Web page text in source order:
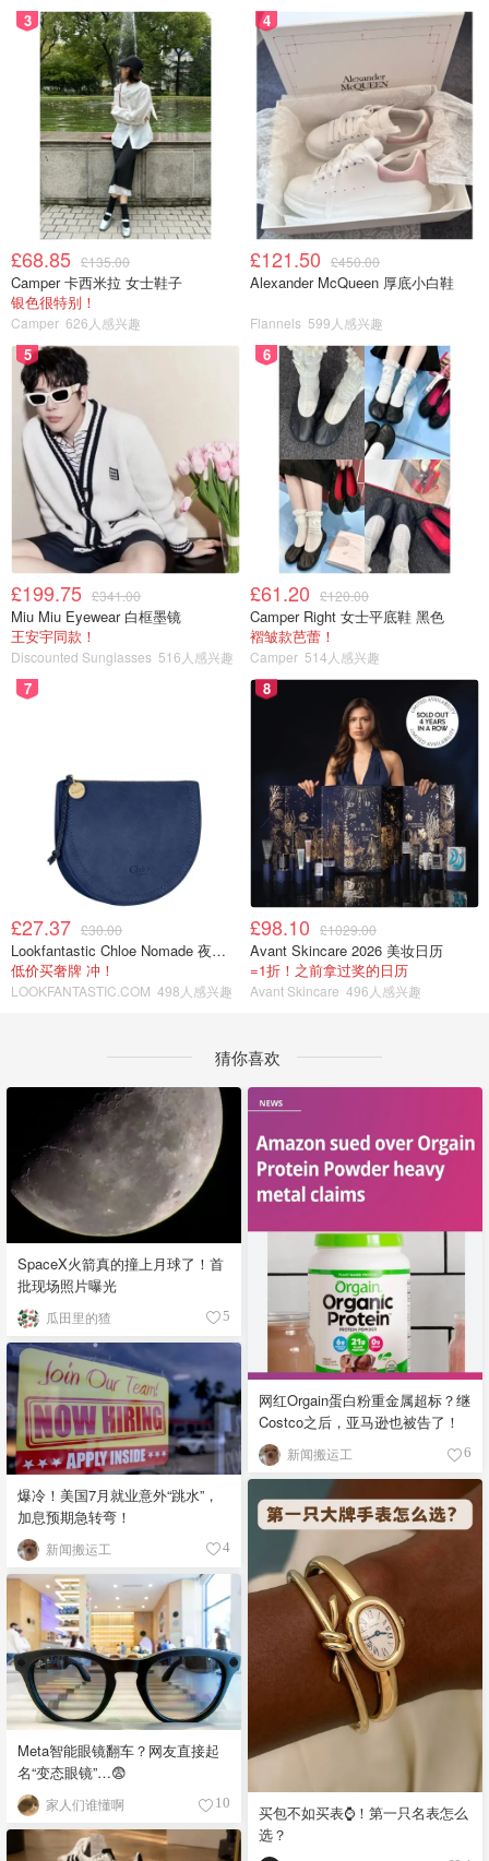
3
£68.85 £135.00
Camper 卡西米拉 女士鞋子
银色很特别！
Camper 626人感兴趣
4
£121.50 £450.00
Alexander McQueen 厚底小白鞋
Flannels 599人感兴趣
5
£199.75 £341.00
Miu Miu Eyewear 白框墨镜
王安宇同款！
Discounted Sunglasses 516人感兴趣
6
£61.20 £120.00
Camper Right 女士平底鞋 黑色
褶皱款芭蕾！
Camper 514人感兴趣
7
£27.37 £30.00
Lookfantastic Chloe Nomade 夜埃及小包
低价买奢牌 冲！
LOOKFANTASTIC.COM 498人感兴趣
8
£98.10 £1029.00
Avant Skincare 2026 美妆日历
=1折！之前拿过奖的日历
Avant Skincare 496人感兴趣
猜你喜欢
SpaceX火箭真的撞上月球了！首
批现场照片曝光
瓜田里的猹 5
网红Orgain蛋白粉重金属超标？继
Costco之后，亚马逊也被告了！
新闻搬运工 6
爆冷！美国7月就业意外“跳水”，
加息预期急转弯！
新闻搬运工 4
买包不如买表⌚️！第一只名表怎么
选？
Meta智能眼镜翻车？网友直接起
名“变态眼镜”…😨
家人们谁懂啊 10